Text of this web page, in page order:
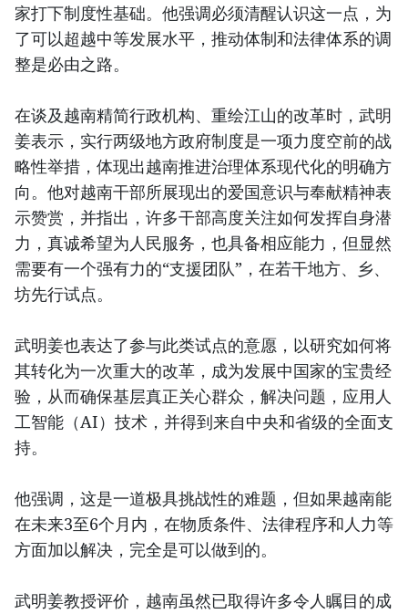
家打下制度性基础。他强调必须清醒认识这一点，为
了可以超越中等发展水平，推动体制和法律体系的调
整是必由之路。
在谈及越南精简行政机构、重绘江山的改革时，武明
姜表示，实行两级地方政府制度是一项力度空前的战
略性举措，体现出越南推进治理体系现代化的明确方
向。他对越南干部所展现出的爱国意识与奉献精神表
示赞赏，并指出，许多干部高度关注如何发挥自身潜
力，真诚希望为人民服务，也具备相应能力，但显然
需要有一个强有力的“支援团队”，在若干地方、乡、
坊先行试点。
武明姜也表达了参与此类试点的意愿，以研究如何将
其转化为一次重大的改革，成为发展中国家的宝贵经
验，从而确保基层真正关心群众，解决问题，应用人
工智能（AI）技术，并得到来自中央和省级的全面支
持。
他强调，这是一道极具挑战性的难题，但如果越南能
在未来3至6个月内，在物质条件、法律程序和人力等
方面加以解决，完全是可以做到的。
武明姜教授评价，越南虽然已取得许多令人瞩目的成